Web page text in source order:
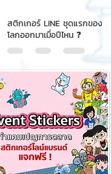
สติกเกอร์ LINE ชุดแรกของ
โลกออกมาเมื่อปีไหน ❓